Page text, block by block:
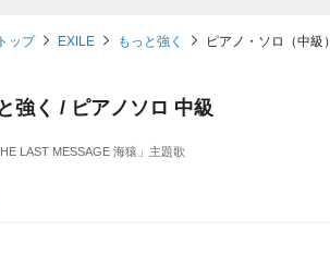
ップ EXILE もっと強く ピアノ・ソロ（中級）
強く / ピアノソロ 中級
LAST MESSAGE 海猿」主題歌